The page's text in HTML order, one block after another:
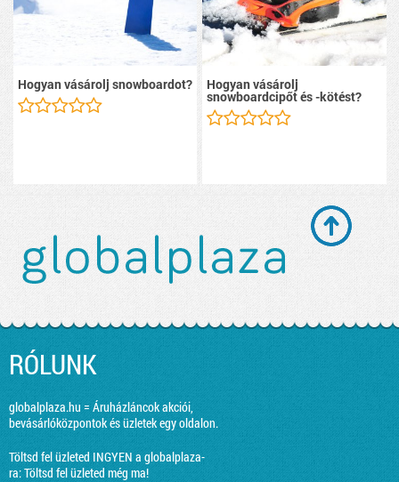
Hogyan vásárolj snowboardot? Hogyan vásárolj
snowboardcipőt és -kötést?
RÓLUNK
globalplaza.hu = Áruházláncok akciói,
bevásárlóközpontok és üzletek egy oldalon.
Töltsd fel üzleted INGYEN a globalplaza-
ra:Töltsd fel üzleted még ma!